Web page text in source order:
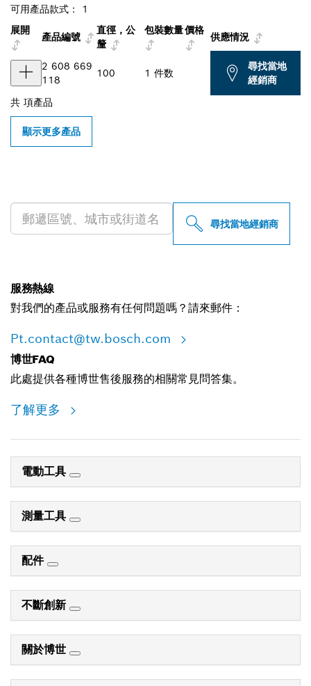
可用產品款式：
1
展開
產品編號
直徑，公
釐
包裝數量價格
供應情況
2 608 669
118
100 1 件数
尋找當地
經銷商
共 項產品
顯示更多產品
尋找當地經銷商
服務熱線
對我們的產品或服務有任何問題嗎？請來郵件：
Pt.contact@tw.bosch.com
博世FAQ
此處提供各種博世售後服務的相關常見問答集。
了解更多
電動工具
測量工具
配件
不斷創新
關於博世